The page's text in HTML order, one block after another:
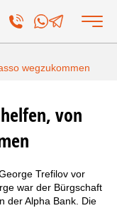
wegzukommen
von
Trefilov vor
war der Bürgschaft
der Alpha Bank. Die